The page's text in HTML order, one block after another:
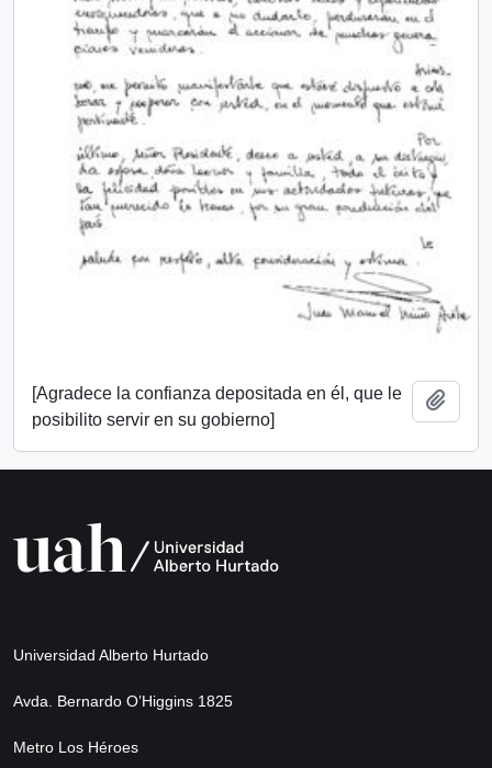
[Agradece la confianza depositada en él, que le
posibilito servir en su gobierno]
Universidad Alberto Hurtado
Avda. Bernardo O’Higgins 1825
Metro Los Héroes